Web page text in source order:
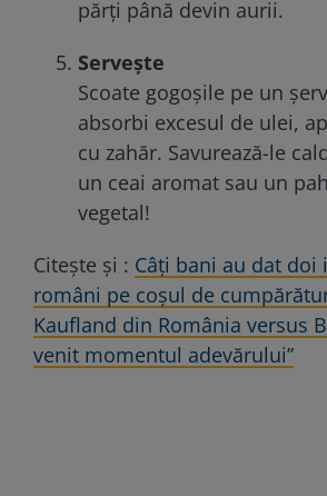
părți până devin aurii.
Servește
Scoate gogoșile pe un
absorbi excesul de ulei,
cu zahăr. Savurează-le
un ceai aromat sau un
vegetal!
Citește și : Câți bani au dat doi
români pe coșul de
Kaufland din România versus
venit momentul adevărului”